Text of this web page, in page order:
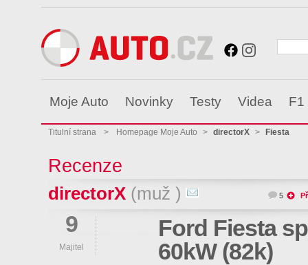
Moje Auto Novinky Testy Videa F1
Titulní strana > Homepage Moje Auto > directorX > Fiesta
Recenze
directorX (muž ) 5
9
Majitel
Ford Fiesta
60kW (82k)